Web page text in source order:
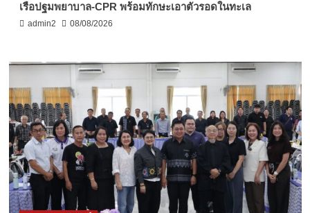
เรือปฐมพยาบาล-CPR พร้อมทักษะเอาตัวรอดในทะเล
admin2 08/08/2026